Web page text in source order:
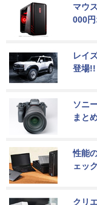
マウ
000円
レイ
登場!!
ソニ
まと
性能
ェッ
クリ